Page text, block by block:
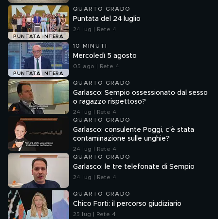
PUNTATA INTERA
QUARTO GRADO
Puntata del 24 luglio
24 lug | Rete 4
PUNTATA INTERA
10 MINUTI
Mercoledì 5 agosto
05 ago | Rete 4
QUARTO GRADO
Garlasco: Sempio ossessionato dal sesso
o ragazzo rispettoso?
24 lug | Rete 4
QUARTO GRADO
Garlasco: consulente Poggi, c'è stata
contaminazione sulle unghie?
24 lug | Rete 4
QUARTO GRADO
Garlasco: le tre telefonate di Sempio
24 lug | Rete 4
QUARTO GRADO
Chico Forti: il percorso giudiziario
25 lug | Rete 4